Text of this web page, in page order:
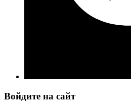
Войдите на сайт